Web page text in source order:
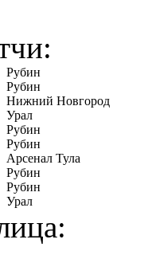
Рубин
Рубин
Нижний Новгород
Урал
Рубин
Рубин
Арсенал Тула
Рубин
Рубин
Урал